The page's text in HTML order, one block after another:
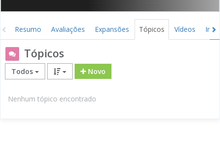
Resumo Avaliações Expansões Tópicos Vídeos
Tópicos
Todos Novo
Nenhum tópico encontrado